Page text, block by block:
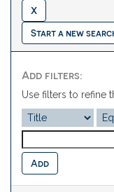
Start a new
Add filters:
Use filters to refine